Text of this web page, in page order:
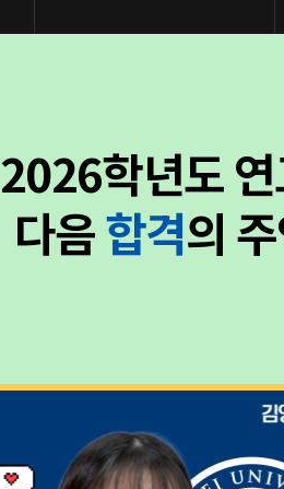
2026학년도
다음합격의